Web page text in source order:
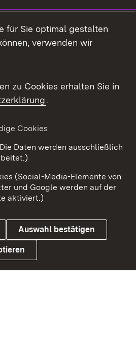
Kontakt
Datenschutz
für Sie optimal gestalten
verwenden wir
zu Cookies erhalten Sie in
.
Cookies
Daten werden ausschließlich
(Social-Media-Elemente von
und Google werden auf der
aktiviert.)
Auswahl bestätigen